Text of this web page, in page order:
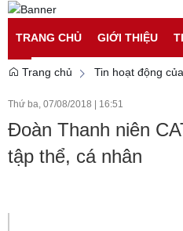
TRANG CHỦ
GIỚI THIỆU
Trang chủ
Tin hoạt động
Thứ ba, 07/08/2018 16:51
Đoàn Thanh niên
tập thể, cá nhân